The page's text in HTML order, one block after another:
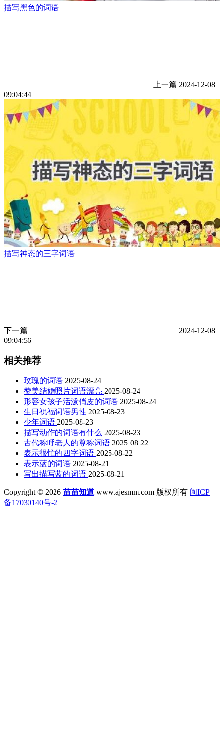
描写黑色的词语
上一篇 2024-12-08
09:04:44
描写神态的三字词语
下一篇
2024-12-08
09:04:56
相关推荐
玫瑰的词语 2025-08-24
赞美结婚照片词语漂亮 2025-08-24
形容女孩子活泼俏皮的词语 2025-08-24
生日祝福词语男性 2025-08-23
少年词语 2025-08-23
描写动作的词语有什么 2025-08-23
古代称呼老人的尊称词语 2025-08-22
表示很忙的四字词语 2025-08-22
表示蓝的词语 2025-08-21
写出描写蓝的词语 2025-08-21
Copyright © 2026 苗苗知道 www.ajesmm.com 版权所有 闽ICP
备17030140号-2